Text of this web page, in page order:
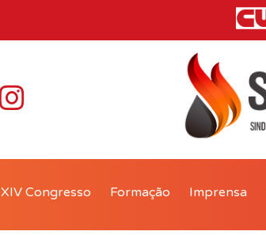
XIV Congresso Formação Imprensa